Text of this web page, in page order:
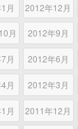
月 2012年12月
月 2012年9月
月 2012年6月
月 2012年3月
月 2011年12月